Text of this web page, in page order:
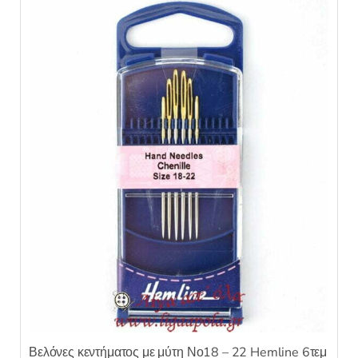
Βελόνες κεντήματος με μύτη Νο18 – 22 Hemline 6τεμ